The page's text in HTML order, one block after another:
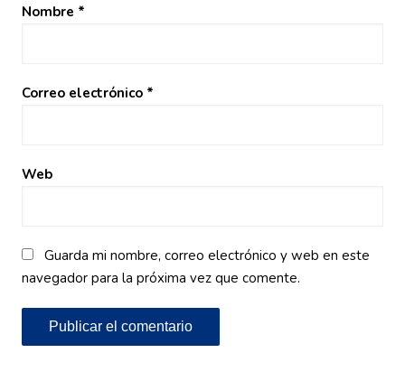
Nombre *
Correo electrónico *
Web
Guarda mi nombre, correo electrónico y web en este
navegador para la próxima vez que comente.